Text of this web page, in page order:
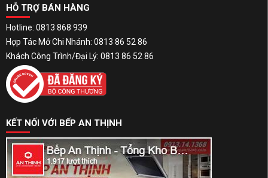
HỖ TRỢ BÁN HÀNG
Hotline: 0813 868 939
Hợp Tác Mở Chi Nhánh: 0813 86 52 86
Khách Công Trình/Đại Lý: 0813 86 52 86
KẾT NỐI VỚI BẾP AN THỊNH